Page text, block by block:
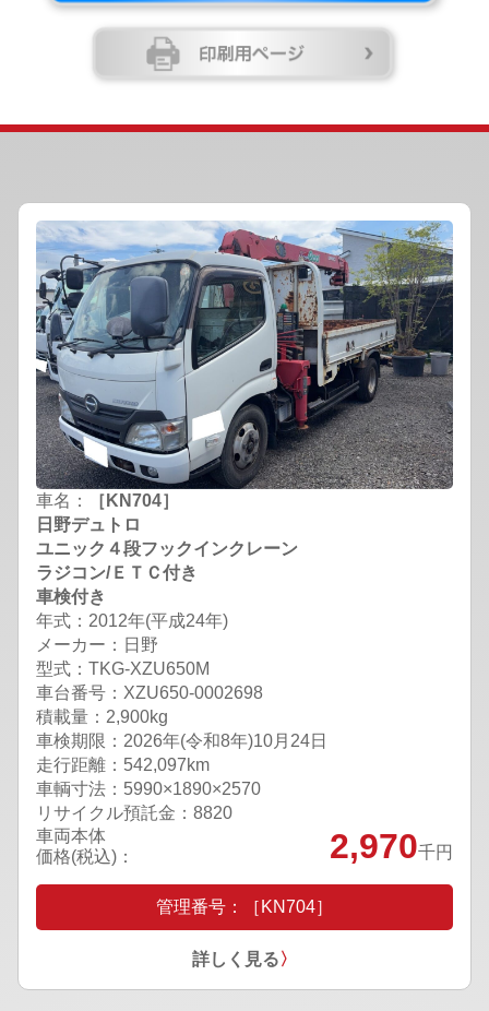
車名：
［KN704］
日野デュトロ
ユニック４段フックインクレーン
ラジコン/ＥＴＣ付き
車検付き
年式：2012年(平成24年)
メーカー：日野
型式：TKG-XZU650M
車台番号：XZU650-0002698
積載量：2,900kg
車検期限： 2026年(令和8年)10月24日
走行距離：542,097km
車輌寸法：5990×1890×2570
リサイクル預託金：8820
車両本体
価格(税込)：
2,970千円
管理番号：［KN704］
詳しく見る〉